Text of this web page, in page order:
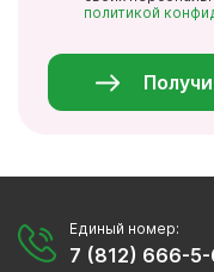
политикой
Единый номер:
7 (812) 666-